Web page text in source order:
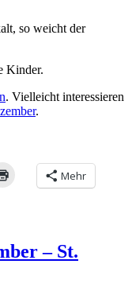
so weicht der
Kinder.
. Vielleicht interessieren
.
Mehr
– St.